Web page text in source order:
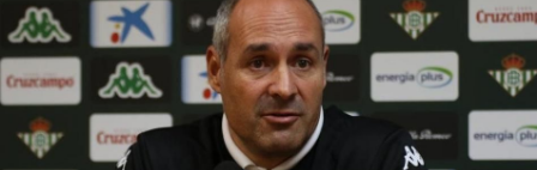
y
forma
digital
basada